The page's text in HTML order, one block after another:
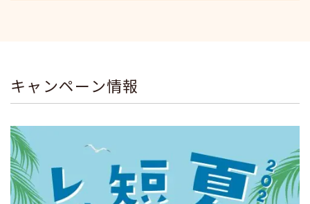
キャンペーン情報